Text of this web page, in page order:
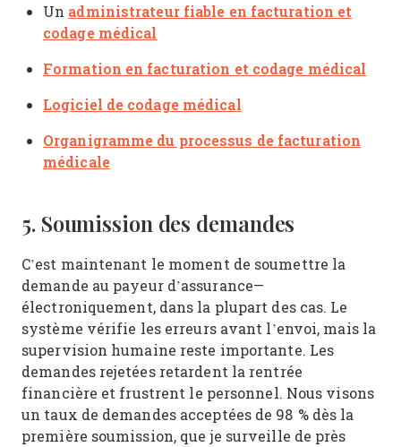
Un administrateur fiable en facturation et
codage médical
Formation en facturation et codage médical
Logiciel de codage médical
Organigramme du processus de facturation
médicale
5. Soumission des demandes
C’est maintenant le moment de soumettre la
demande au payeur d’assurance—
électroniquement, dans la plupart des cas. Le
système vérifie les erreurs avant l’envoi, mais la
supervision humaine reste importante. Les
demandes rejetées retardent la rentrée
financière et frustrent le personnel. Nous visons
un taux de demandes acceptées de 98 % dès la
première soumission, que je surveille de près